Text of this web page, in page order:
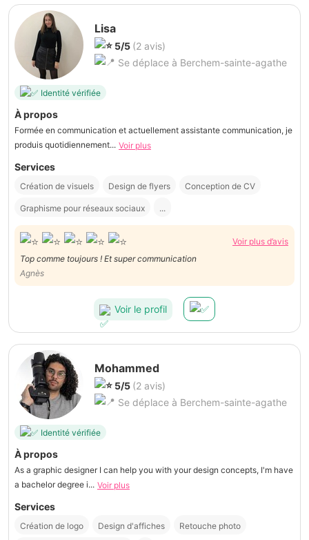
Lisa
5/5 (2 avis)
Se déplace à Berchem-sainte-agathe
Identité vérifiée
À propos
Formée en communication et actuellement assistante communication, je
produis quotidiennement... Voir plus
Services
Création de visuels Design de flyers Conception de CV
Graphisme pour réseaux sociaux ...
Voir plus d’avis
Top comme toujours ! Et super communication
Agnès
Voir le profil
Mohammed
5/5 (2 avis)
Se déplace à Berchem-sainte-agathe
Identité vérifiée
À propos
As a graphic designer I can help you with your design concepts, I'm have
a bachelor degree i... Voir plus
Services
Création de logo Design d'affiches Retouche photo